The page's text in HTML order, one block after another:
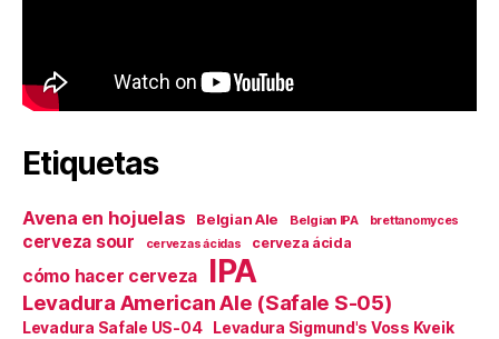
Etiquetas
Avena en hojuelas Belgian Ale Belgian IPA brettanomyces
cerveza sour cervezas ácidas cerveza ácida
cómo hacer cerveza IPA
Levadura American Ale (Safale S-05)
Levadura Safale US-04 Levadura Sigmund's Voss Kveik